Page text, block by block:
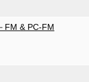
FM & PC-FM